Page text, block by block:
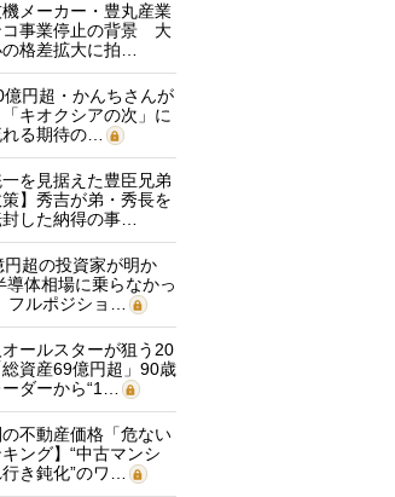
メーカー・豊丸産業
コ事業停止の背景 大
格差拡大に拍…
億円超・かんちさんが
キオクシアの次」に
る期待の…
一を見据えた豊臣兄弟
】秀吉が弟・秀長を
した納得の事…
円超の投資家が明か
導体相場に乗らなかっ
ルポジショ…
オールスターが狙う20
資産69億円超」90歳
ダーから“1…
の不動産価格「危ない
ング】“中古マンシ
き鈍化”のワ…